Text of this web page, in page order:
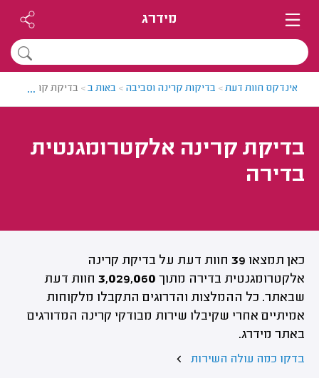
מידרג
אינדקס חוות דעת> בדיקות קרינה וסביבה > באות ב> בדיקת קרינה
...
בדיקת קרינה אלקטרומגנטית
בדירה
כאן תמצאו 39 חוות דעת על בדיקת קרינה
אלקטרומגנטית בדירה מתוך 3,029,060 חוות דעת
שבאתר. כל ההמלצות והדרוגים התקבלו מלקוחות
אמיתיים אחרי שקיבלו שירות מבודקי קרינה המדורגים
באתר מידרג.
בדקו כמה עולה השירות